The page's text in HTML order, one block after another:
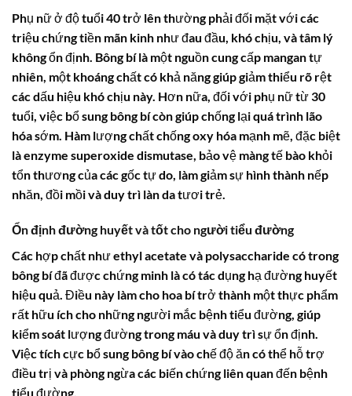
Phụ nữ ở độ tuổi 40 trở lên thường phải đối mặt với các
triệu chứng tiền mãn kinh như đau đầu, khó chịu, và tâm lý
không ổn định. Bông bílà một nguồn cung cấp mangan tự
nhiên, một khoáng chất có khả năng giúp giảm thiểu rõ rệt
các dấu hiệu khó chịu này. Hơn nữa, đối với phụ nữ từ 30
tuổi, việc bổ sungbông bícòn giúp chống lại quá trình lão
hóa sớm. Hàm lượng chất chống oxy hóa mạnh mẽ, đặc biệt
là enzyme superoxide dismutase, bảo vệ màng tế bào khỏi
tổn thương của các gốc tự do, làm giảm sự hình thành nếp
nhăn, đồi mồi và duy trì làn da tươi trẻ.
Ổn định đường huyết và tốt cho người tiểu đường
Các hợp chất như ethyl acetate và polysaccharide có trong
bông bíđã được chứng minh là có tác dụng hạ đường huyết
hiệu quả. Điều này làm cho hoa bítrở thành một thực phẩm
rất hữu ích cho những người mắc bệnh tiểu đường, giúp
kiểm soát lượng đường trong máu và duy trì sự ổn định.
Việc tích cực bổ sungbông bívào chế độ ăn có thể hỗ trợ
điều trị và phòng ngừa các biến chứng liên quan đến bệnh
tiểu đường.